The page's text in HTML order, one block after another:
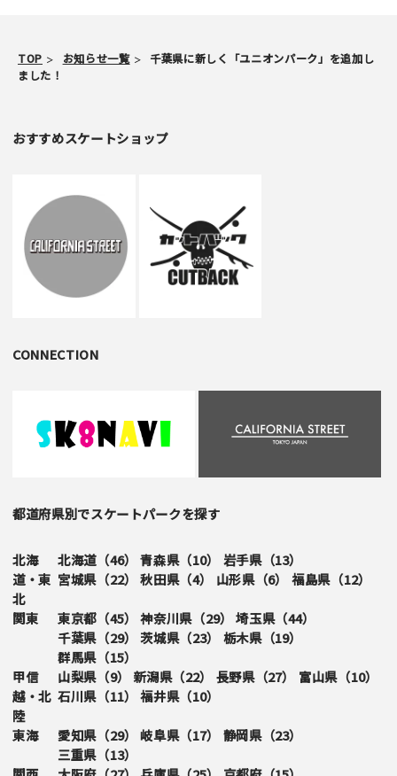
TOP お知らせ一覧
千葉県に新しく「ユニオンパーク」を追加し
ました！
おすすめスケートショップ
CONNECTION
都道府県別でスケートパークを探す
北海
道・東
北
北海道（46） 青森県（10） 岩手県（13）
宮城県（22） 秋田県（4） 山形県（6） 福島県（12）
関東 東京都（45） 神奈川県（29） 埼玉県（44）
千葉県（29） 茨城県（23） 栃木県（19）
群馬県（15）
甲信
越・北
陸
山梨県（9） 新潟県（22） 長野県（27） 富山県（10）
石川県（11） 福井県（10）
東海 愛知県（29） 岐阜県（17） 静岡県（23）
三重県（13）